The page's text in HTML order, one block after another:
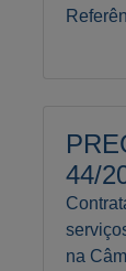
44/
na